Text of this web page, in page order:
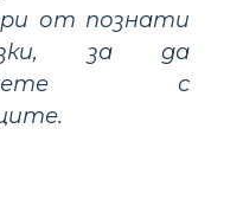
от познати
за да
с